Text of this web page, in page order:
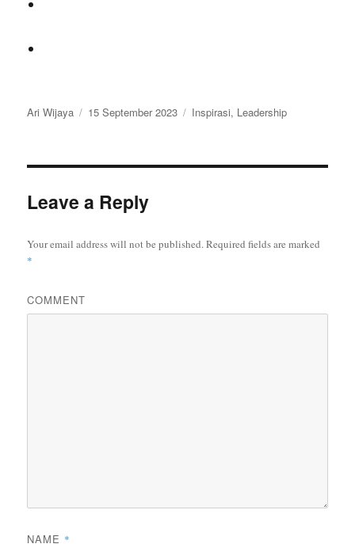
Author
Ari Wijaya
Posted
15 September 2023 Categories
Inspirasi, Leadership
Leave a Reply
Your email address will not be published.Required fields are marked
*
COMMENT
NAME *